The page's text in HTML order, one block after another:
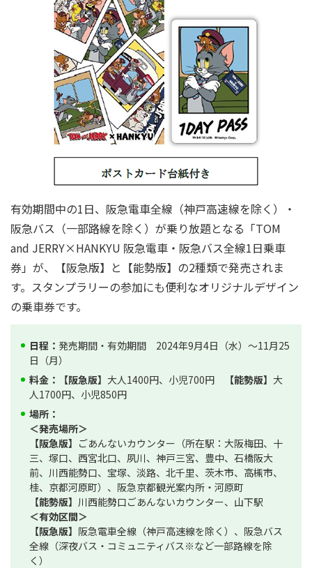
有効期間中の1日、阪急電車全線（神戸高速線を除く）・
阪急バス（一部路線を除く）が乗り放題となる「TOM
and JERRY×HANKYU 阪急電車・阪急バス全線1日乗車
券」が、【阪急版】と【能勢版】の2種類で発売されま
す。スタンプラリーの参加にも便利なオリジナルデザイン
の乗車券です。
日程： 発売期間・有効期間 2024年9月4日（水）～11月25
日（月）
料金：
【阪急版】 大人1400円、小児700円 【能勢版】 大
人1700円、小児850円
場所：
＜発売場所＞
【阪急版】 ごあんないカウンター（所在駅：大阪梅田、十
三、塚口、西宮北口、夙川、神戸三宮、豊中、石橋阪大
前、川西能勢口、宝塚、淡路、北千里、茨木市、高槻市、
桂、京都河原町）、阪急京都観光案内所・河原町
【能勢版】 川西能勢口ごあんないカウンター、山下駅
＜有効区間＞
【阪急版】 阪急電車全線（神戸高速線を除く）、阪急バス
全線（深夜バス・コミュニティバス※など一部路線を除
く）